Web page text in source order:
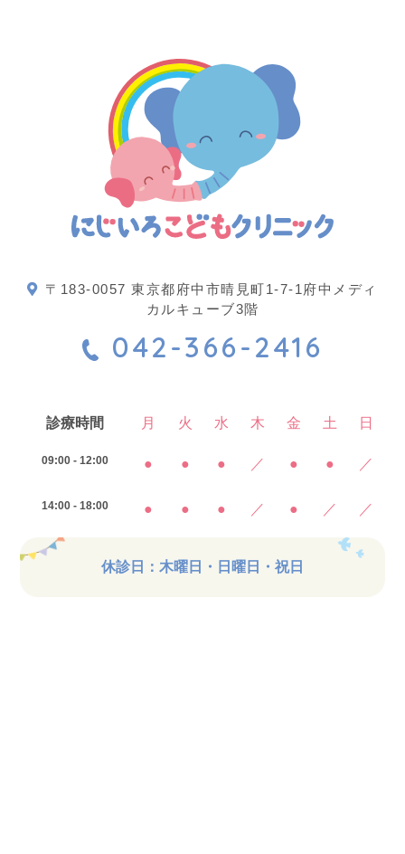
〒183-0057 東京都府中市晴見町1-7-1府中メディ
カルキューブ3階
042-366-2416
診療時間 月 火 水 木 金 土 日
09:00 - 12:00 ● ● ● ／ ● ● ／
14:00 - 18:00 ● ● ● ／ ● ／ ／
休診日：木曜日・日曜日・祝日